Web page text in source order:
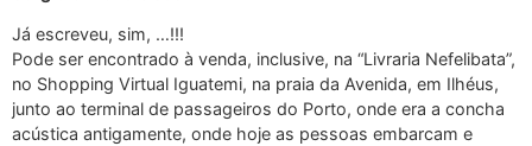
Já escreveu, sim, …!!!
Pode ser encontrado à venda, inclusive, na “Livraria Nefelibata”,
no Shopping Virtual Iguatemi, na praia da Avenida, em Ilhéus,
junto ao terminal de passageiros do Porto, onde era a concha
acústica antigamente, onde hoje as pessoas embarcam e